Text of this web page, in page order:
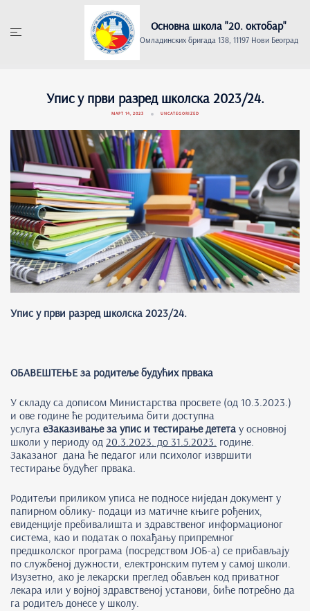
content
Основна школа "20. oктобар"
Омладинских бригада 138, 11197 Нови Београд
Упис у први разред школска 2023/24.
МАРТ 14, 2023 UNCATEGORIZED
Упис у први разред школска 2023/24.
ОБАВЕШТЕЊЕ за родитеље будућих првака
У складу са дописом Министарства просвете (од 10.3.2023.)
и ове године ће родитељима бити доступна
услуга еЗаказивање за упис и тестирање детета у основној
школи у периоду од 20.3.2023. до 31.5.2023. године.
Заказаног дана ће педагог или психолог извршити
тестирање будућег првака.
Родитељи приликом уписа не подносе ниједан документ у
папирном облику- подаци из матичне књиге рођених,
евиденције пребивалишта и здравственог информационог
система, као и податак о похађању припремног
предшколског програма (посредством ЈОБ-а) се прибављају
по службеној дужности, електронским путем у самој школи.
Изузетно, ако је лекарски преглед обављен код приватног
лекара или у војној здравственој установи, биће потребно да
га родитељ донесе у школу.